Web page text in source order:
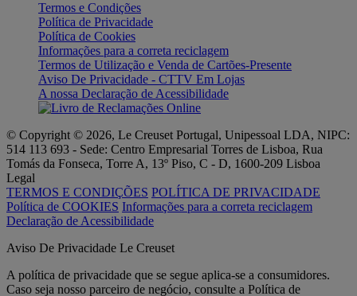
Termos e Condições
Política de Privacidade
Política de Cookies
Informações para a correta reciclagem
Termos de Utilização e Venda de Cartões-Presente
Aviso De Privacidade - CTTV Em Lojas
A nossa Declaração de Acessibilidade
© Copyright © 2026, Le Creuset Portugal, Unipessoal LDA, NIPC:
514 113 693 - Sede: Centro Empresarial Torres de Lisboa, Rua
Tomás da Fonseca, Torre A, 13º Piso, C - D, 1600-209 Lisboa
Legal
TERMOS E CONDIÇÕES POLÍTICA DE PRIVACIDADE
Política de COOKIES Informações para a correta reciclagem
Declaração de Acessibilidade
Aviso De Privacidade Le Creuset
A política de privacidade que se segue aplica-se a consumidores.
Caso seja nosso parceiro de negócio, consulte a Política de